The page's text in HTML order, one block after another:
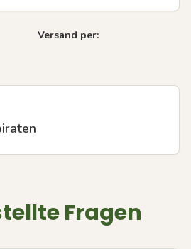
Versand per:
Fragen